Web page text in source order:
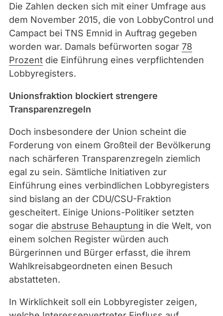
n
/
i
C
-
2
Die Zahlen decken sich mit einer Umfrage aus
dem November 2015, die von LobbyControl und
Campact bei TNS Emnid in Auftrag gegeben
worden war. Damals befürworten sogar 78
Prozent die Einführung eines verpflichtenden
Lobbyregisters.
Unionsfraktion blockiert strengere
Transparenzregeln
Doch insbesondere der Union scheint die
Forderung von einem Großteil der Bevölkerung
nach schärferen Transparenzregeln ziemlich
egal zu sein. Sämtliche Initiativen zur
Einführung eines verbindlichen Lobbyregisters
sind bislang an der CDU/CSU-Fraktion
gescheitert. Einige Unions-Politiker setzten
sogar die abstruse Behauptung in die Welt, von
einem solchen Register würden auch
Bürgerinnen und Bürger erfasst, die ihrem
Wahlkreisabgeordneten einen Besuch
abstatteten.
In Wirklichkeit soll ein Lobbyregister zeigen,